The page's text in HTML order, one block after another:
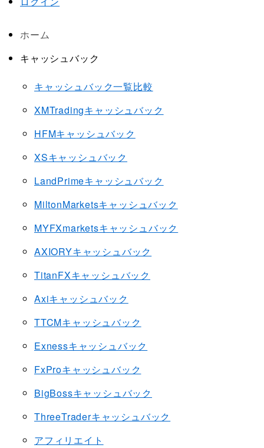
ホーム
キャッシュバック
キャッシュバック一覧比較
XMTradingキャッシュバック
HFMキャッシュバック
XSキャッシュバック
LandPrimeキャッシュバック
MiltonMarketsキャッシュバック
MYFXmarketsキャッシュバック
AXIORYキャッシュバック
TitanFXキャッシュバック
Axiキャッシュバック
TTCMキャッシュバック
Exnessキャッシュバック
FxProキャッシュバック
BigBossキャッシュバック
ThreeTraderキャッシュバック
アフィリエイト